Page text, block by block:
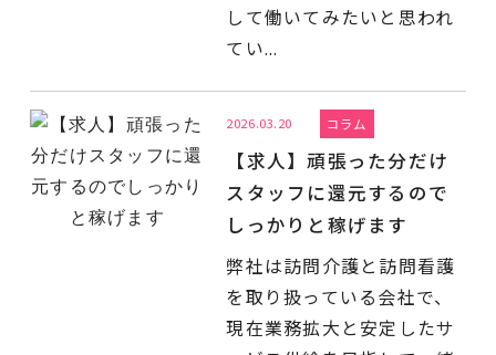
して働いてみたいと思われ
てい...
2026.03.20 コラム
【求人】頑張った分だけ
スタッフに還元するので
しっかりと稼げます
弊社は訪問介護と訪問看護
を取り扱っている会社で、
現在業務拡大と安定したサ